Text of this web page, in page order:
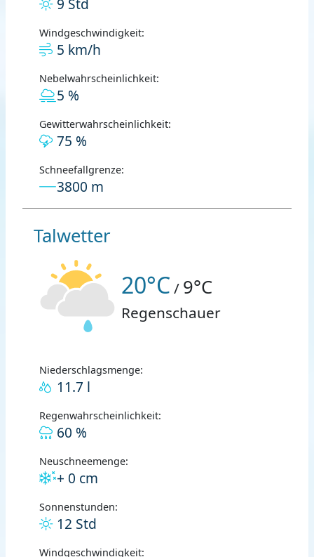
9 Std
Windgeschwindigkeit:
5 km/h
Nebelwahrscheinlichkeit:
5 %
Gewitterwahrscheinlichkeit:
75 %
Schneefallgrenze:
3800 m
Talwetter
20°C / 9°C
Regenschauer
Niederschlagsmenge:
11.7 l
Regenwahrscheinlichkeit:
60 %
Neuschneemenge:
+ 0 cm
Sonnenstunden:
12 Std
Windgeschwindigkeit: